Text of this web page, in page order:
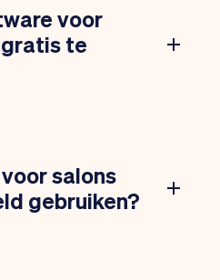
voor
te
salons
gebruiken?